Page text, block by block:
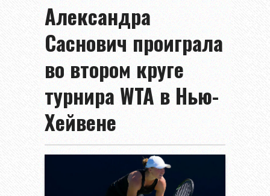
Александра
Саснович проиграла
во втором круге
турнира WTA в Нью-
Хейвене